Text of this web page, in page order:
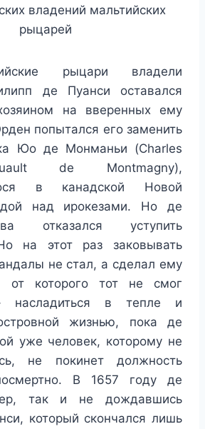
владений мальтийских
рыцарей
рыцари владели
де Пуанси оставался
на вверенных ему
попытался его заменить
Юо де Монманьи (Charles
de Montmagny),
в канадской Новой
над ирокезами. Но де
отказался уступить
на этот раз заковывать
не стал, а сделал ему
от которого тот не смог
– насладиться в тепле и
жизнью, пока де
уже человек, которому не
не покинет должность
В 1657 году де
так и не дождавшись
который скончался лишь